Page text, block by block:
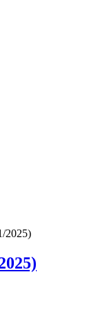
2025)